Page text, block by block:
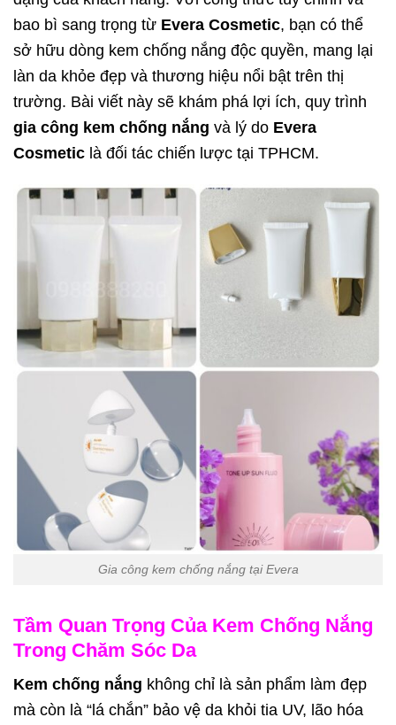
bao bì sang trọng từ Evera Cosmetic, bạn có thể
sở hữu dòng kem chống nắng độc quyền, mang lại
làn da khỏe đẹp và thương hiệu nổi bật trên thị
trường. Bài viết này sẽ khám phá lợi ích, quy trình
gia công kem chống nắng và lý do Evera
Cosmetic là đối tác chiến lược tại TPHCM.
Gia công kem chống nắng tại Evera
Tầm Quan Trọng Của Kem Chống Nắng
Trong Chăm Sóc Da
Kem chống nắng không chỉ là sản phẩm làm đẹp
mà còn là “lá chắn” bảo vệ da khỏi tia UV, lão hóa